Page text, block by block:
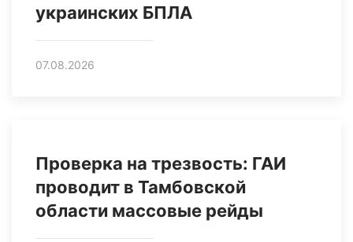
украинских БПЛА
07.08.2026
Проверка на трезвость: ГАИ
проводит в Тамбовской
области массовые рейды